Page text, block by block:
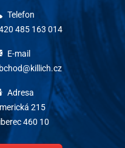
Telefon
485 163 014
E-mail
Adresa
215
460 10